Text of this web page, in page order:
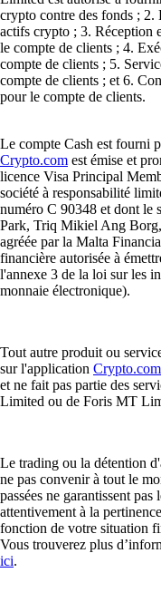
crypto contre des fonds ; 2.
actifs crypto ; 3. Réception
le compte de clients ; 4.
compte de clients ; 5.
compte de clients ; et 6.
pour le compte de clients.
Le compte Cash est fourni
Crypto.com est émise et
licence Visa Principal
société à responsabilité
numéro C 90348 et dont le
Park, Triq Mikiel Ang
agréée par la Malta
financière autorisée à
l'annexe 3 de la loi sur les
monnaie électronique).
Tout autre produit ou
sur l'application Crypto.com
et ne fait pas partie des
Limited ou de Foris MT
Le trading ou la détention
ne pas convenir à tout le
passées ne garantissent
attentivement à la
fonction de votre situation
Vous trouverez plus
ici.